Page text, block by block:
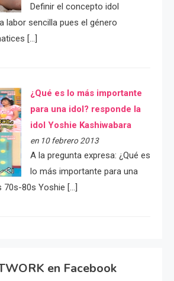
Definir el concepto idol
labor sencilla pues el género
[…]
¿Qué es lo más importante
para una idol? responde la
idol Yoshie Kashiwabara
en 10 febrero 2013
A la pregunta expresa: ¿Qué es
lo más importante para una
70s-80s Yoshie […]
en Facebook